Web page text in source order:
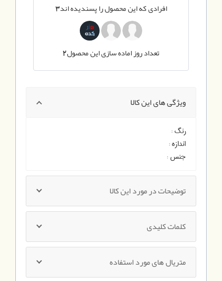
3افرادی که این محصول را پسندیده اند
تعداد روز اماده سازی این محصول2
ویژگی های این کالا
رنگ :
اندازه :
جنس :
توضیحات در مورد این کالا
کلمات کلیدی
متریال های مورد استفاده